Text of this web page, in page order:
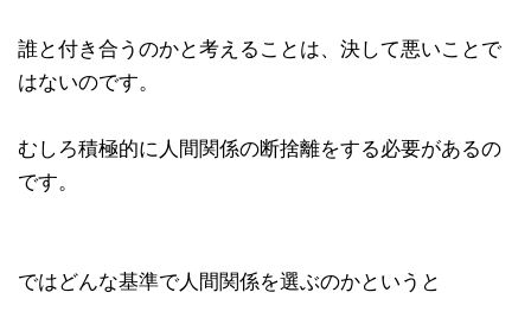
誰と付き合うのかと考えることは、決して悪いことで
はないのです。
むしろ積極的に人間関係の断捨離をする必要があるの
です。
ではどんな基準で人間関係を選ぶのかというと